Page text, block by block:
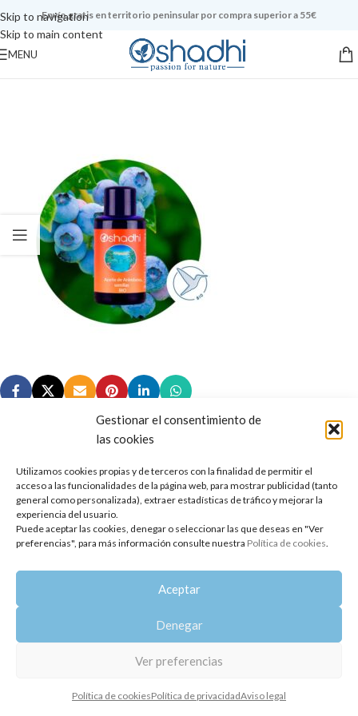
Gestionar el consentimiento de
las cookies
Utilizamos cookies propias y de terceros con la finalidad de permitir el
acceso a las funcionalidades de la página web, para mostrar publicidad (tanto
general como personalizada), extraer estadísticas de tráfico y mejorar la
experiencia del usuario.
Puede aceptar las cookies, denegar o seleccionar las que deseas en "Ver
preferencias", para más información consulte nuestra Política de cookies.
Aceptar
Denegar
Ver preferencias
Política de cookiesPolítica de privacidadAviso legal
Skip to navigation
Skip to main content
Envío gratis en territorio peninsular por compra superior a 55€
MENU
Copyright 2014-2025 Oshadhi España
Todos los derechos reservados.
Política de privacidad | Aviso legal | Política de cookies